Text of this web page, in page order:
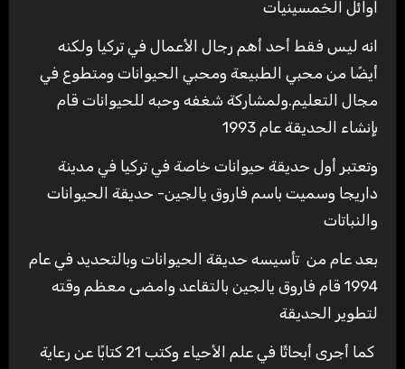
اوائل الخمسينيات
انه ليس فقط أحد أهم رجال الأعمال في تركيا ولكنه
أيضًا من محبي الطبيعة ومحبي الحيوانات ومتطوع في
مجال التعليم.ولمشاركة شغفه وحبه للحيوانات قام
بإنشاء الحديقة عام 1993
وتعتبر أول حديقة حيوانات خاصة في تركيا في مدينة
داريجا وسميت باسم فاروق يالجين- حديقة الحيوانات
والنباتات
بعد عام من تأسيسه حديقة الحيوانات وبالتحديد في عام
1994 قام فاروق يالجين بالتقاعد وامضى معظم وقته
لتطوير الحديقة
كما أجرى أبحاثًا في علم الأحياء وكتب 21 كتابًا عن رعاية